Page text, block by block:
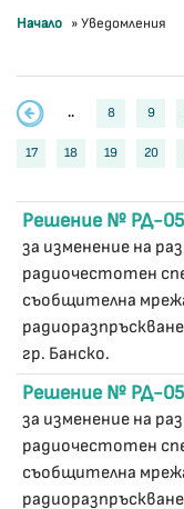
Начало »Уведомления
.. 8 9
17 18 19 20
Решение № РД-
за изменение на
радиочестотен
съобщителна
гр. Банско.
Решение № РД-
за изменение на
радиочестотен
съобщителна